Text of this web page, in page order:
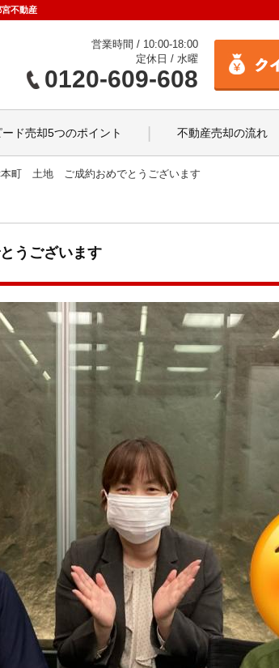
不動産
営業時間 / 10:00-18:00
定休日 / 水曜
0120-609-608
ード売却5つのポイント 不動産売却の流れ
本町 土地 ご成約おめでとうございます
うございます